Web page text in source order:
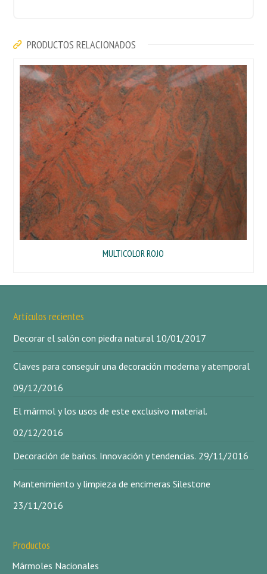
PRODUCTOS RELACIONADOS
MULTICOLOR ROJO
Artículos recientes
Decorar el salón con piedra natural 10/01/2017
Claves para conseguir una decoración moderna y atemporal
09/12/2016
El mármol y los usos de este exclusivo material.
02/12/2016
Decoración de baños. Innovación y tendencias. 29/11/2016
Mantenimiento y limpieza de encimeras Silestone
23/11/2016
Productos
Mármoles Nacionales